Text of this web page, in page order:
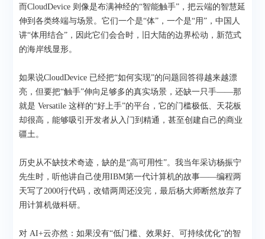
而CloudDevice 则像是布满神经的“智能触手”，把云端的智慧延
伸到各类终端与场景。它们一个是“体”，一个是“用”，中国人
讲“体用结合”，因此它们会合时，旧大陆的边界松动，新范式
的海岸线显形。
如果说CloudDevice 已经把“如何实现”的问题回答得越来越漂
亮，但要把“触手”伸向足够多的真实场景，还缺一只手——那
就是 Versatile 这样的“好上手”的平台，它的门槛极低、天花板
却很高，能够吸引开发者从入门到精通，甚至创建自己的商业
疆土。
历史从不缺技术奇迹，缺的是“高可用性”。我当年采访杨振宁
先生时，听他讲自己使用IBM第一代计算机的故事——编程两
天写了2000行代码，改错两周还没完，最后杨大师断然放弃了
用计算机做科研。
对 AI+云亦然：如果没有“低门槛、效果好、可持续优化”的智